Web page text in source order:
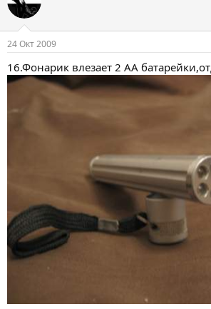
24 Окт 2009
16.Фонарик влезает 2 АА